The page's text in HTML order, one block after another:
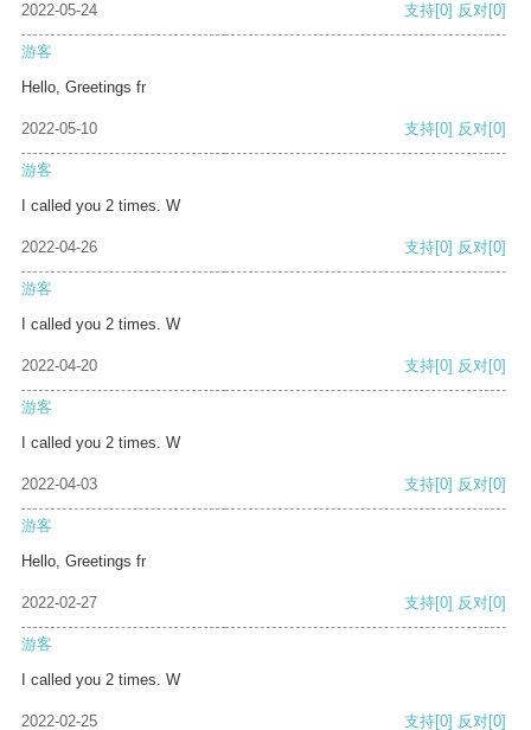
2022-05-24 支持[0] 反对[0]
游客
Hello, Greetings fr
2022-05-10 支持[0] 反对[0]
游客
I called you 2 times. W
2022-04-26 支持[0] 反对[0]
游客
I called you 2 times. W
2022-04-20 支持[0] 反对[0]
游客
I called you 2 times. W
2022-04-03 支持[0] 反对[0]
游客
Hello, Greetings fr
2022-02-27 支持[0] 反对[0]
游客
I called you 2 times. W
2022-02-25 支持[0] 反对[0]